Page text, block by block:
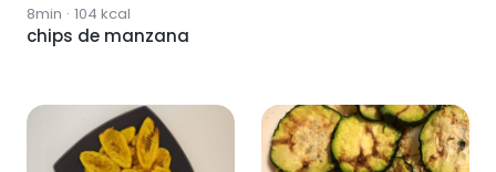
8min · 104 kcal
chips de manzana